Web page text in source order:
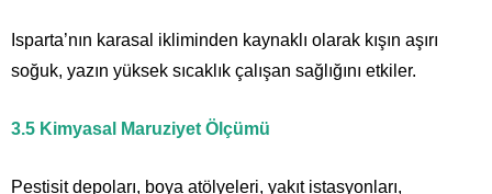
Isparta’nın karasal ikliminden kaynaklı olarak kışın aşırı
soğuk, yazın yüksek sıcaklık çalışan sağlığını etkiler.
3.5 Kimyasal Maruziyet Ölçümü
Pestisit depoları, boya atölyeleri, yakıt istasyonları,